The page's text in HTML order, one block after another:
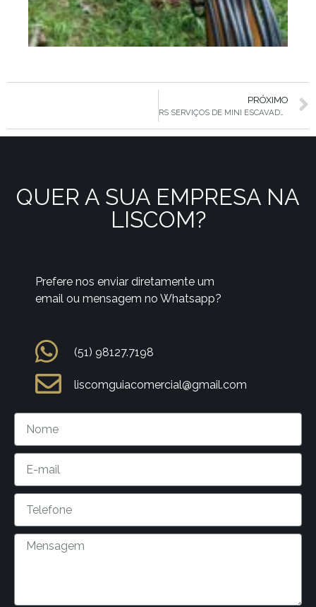
PRÓXIMO
RS SERVIÇOS DE MINI ESCAVADEIRA
QUER A SUA EMPRESA NA
LISCOM?
Prefere nos enviar diretamente um
email ou mensagem no Whatsapp?
(51) 98127.7198
liscomguiacomercial@gmail.com